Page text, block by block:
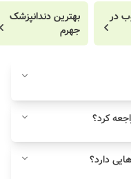
در
بهترین دندانپزشک
جهرم
کرد؟
دارد؟